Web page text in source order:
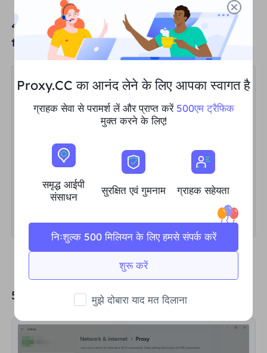
4. Enterthe IP address and port number of
the proxy server you
just copied.
5. When you're done entering, click
Proxy.CC का आनंद लेने के लिए आपका स्वागत है
ग्राहक सेवा से परामर्श लें और प्राप्त करें 500एम ट्रैफिक
मुक्त करने के लिए!
समृद्ध आईपी
संसाधन
सुरक्षित एवं गुमनाम ग्राहक सहेयता
शुरू करें
निःशुल्क 500 मिलियन के लिए हमसे संपर्क करें
मुझे दोबारा याद मत दिलाना